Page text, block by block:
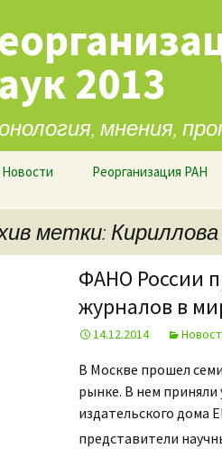
2013
мнения,
к содержимому
Новости Реорганизация РАН
метки: Кириллова
ФАНО России
журналов в
14.12.2014
В Москве прошел
рынке. В нем приняли
издательского дома
представители